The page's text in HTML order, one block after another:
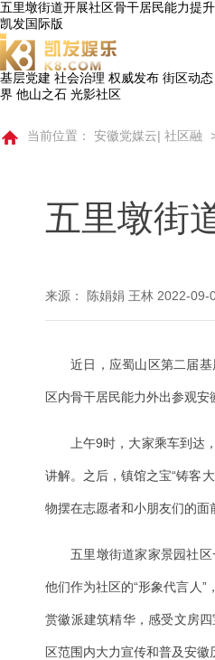
五里墩街道开展社区骨干居民能力
凯发国际版
基层党建 社会治理 权威发布 街区动态
界 他山之石 光影社区
当前位置： 安徽党媒云| 社区融
五里墩街
来源： 陈娟娟 王林 2022-09-
近日，应蜀山区第二届
区内骨干居民能力外出参观安
上午9时，大家乘车到
讲解。之后，镇馆之宝“铸客
物摆在志愿者和小朋友们的
五里墩街道家家景园社
他们作为社区的“形象代言人
赏徽派建筑精华，感受文房
区范围内大力宣传和普及安